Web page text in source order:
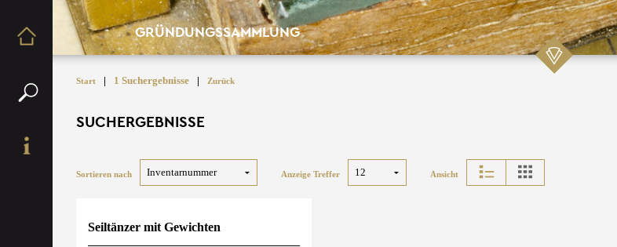
GRÜNDUNGSSAMMLUNG
Start | 1 Suchergebnisse | Zurück
SUCHERGEBNISSE
Sortieren nach Anzeige Treffer Ansicht
Seiltänzer mit Gewichten